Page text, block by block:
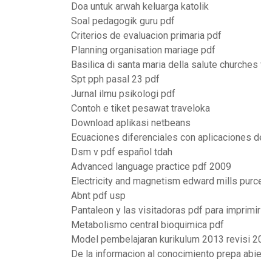
Doa untuk arwah keluarga katolik
Soal pedagogik guru pdf
Criterios de evaluacion primaria pdf
Planning organisation mariage pdf
Basilica di santa maria della salute churches
Spt pph pasal 23 pdf
Jurnal ilmu psikologi pdf
Contoh e tiket pesawat traveloka
Download aplikasi netbeans
Ecuaciones diferenciales con aplicaciones
Dsm v pdf español tdah
Advanced language practice pdf 2009
Electricity and magnetism edward mills
Abnt pdf usp
Pantaleon y las visitadoras pdf para imprimir
Metabolismo central bioquimica pdf
Model pembelajaran kurikulum 2013 revisi
De la informacion al conocimiento prepa